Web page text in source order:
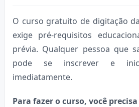
O curso gratuito de digitação
exige pré-requisitos
prévia. Qualquer pessoa que
pode se inscrever e
imediatamente.
Para fazer o curso, você